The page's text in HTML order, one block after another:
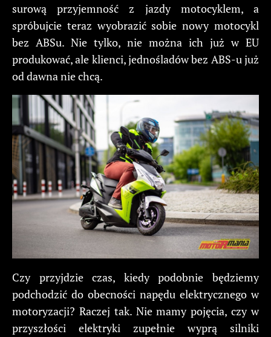
surową przyjemność z jazdy motocyklem, a
spróbujcie teraz wyobrazić sobie nowy motocykl
bez ABSu. Nie tylko, nie można ich już w EU
produkować, ale klienci, jednośladów bez ABS-u już
od dawna nie chcą.
Czy przyjdzie czas, kiedy podobnie będziemy
podchodzić do obecności napędu elektrycznego w
motoryzacji? Raczej tak. Nie mamy pojęcia, czy w
przyszłości elektryki zupełnie wyprą silniki